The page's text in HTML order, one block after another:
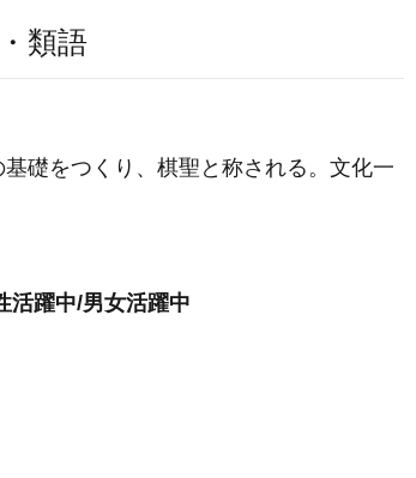
類語
礎をつくり、棋聖と称される。文化一
活躍中/男女活躍中